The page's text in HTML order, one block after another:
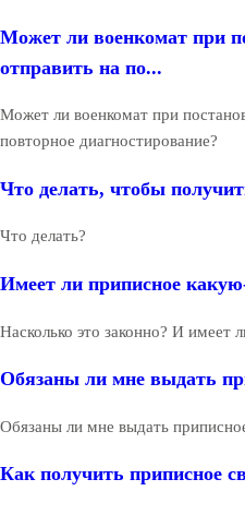
Может ли военкомат при
отправить на по...
Может ли военкомат при
повторное диагностирование?
Что делать, чтобы
Что делать?
Имеет ли приписное
Насколько это законно? И имеет
Обязаны ли мне выдать
Обязаны ли мне выдать
Как получить приписное